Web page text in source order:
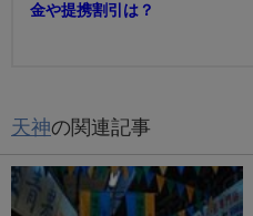
金や提携割引は？
天神の関連記事